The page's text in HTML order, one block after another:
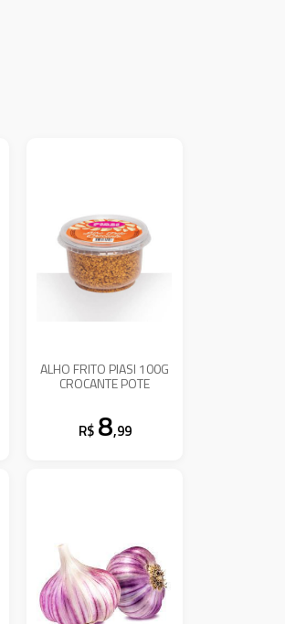
ALHO FRITO PIASI 100G
CROCANTE POTE
R$ 8,99